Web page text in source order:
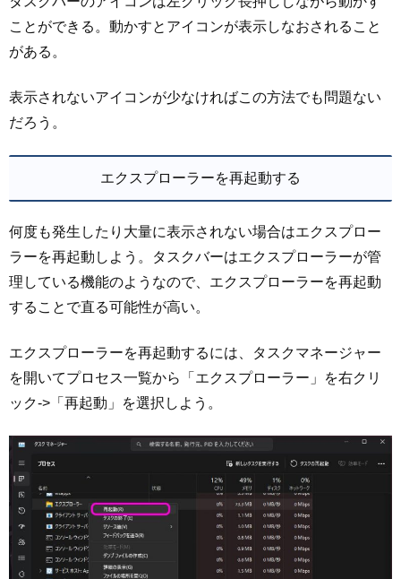
ことができる。動かすとアイコンが表示しなおされること
がある。
表示されないアイコンが少なければこの方法でも問題ない
だろう。
エクスプローラーを再起動する
何度も発生したり大量に表示されない場合はエクスプロー
ラーを再起動しよう。タスクバーはエクスプローラーが管
理している機能のようなので、エクスプローラーを再起動
することで直る可能性が高い。
エクスプローラーを再起動するには、タスクマネージャー
を開いてプロセス一覧から「エクスプローラー」を右クリ
ック->「再起動」を選択しよう。